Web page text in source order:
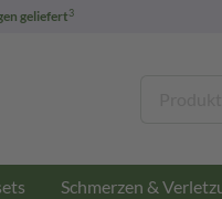
geliefert3
Schmerzen &